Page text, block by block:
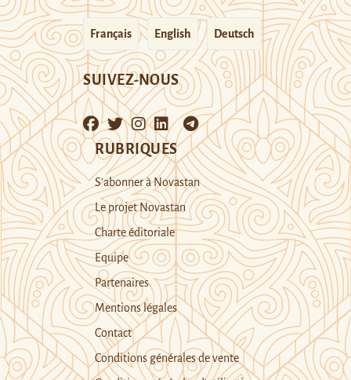
Français English Deutsch
SUIVEZ-NOUS
RUBRIQUES
S’abonner à Novastan
Le projet Novastan
Charte éditoriale
Equipe
Partenaires
Mentions légales
Contact
Conditions générales de vente